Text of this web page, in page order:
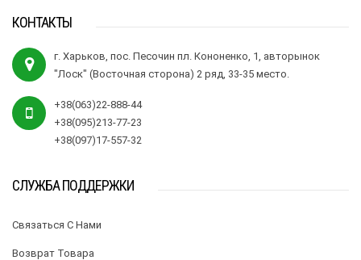
КОНТАКТЫ
г. Харьков, пос. Песочин пл. Кононенко, 1, авторынок
"Лоск" (Восточная сторона) 2 ряд, 33-35 место.
+38(063)22-888-44
+38(095)213-77-23
+38(097)17-557-32
СЛУЖБА ПОДДЕРЖКИ
Связаться С Нами
Возврат Товара